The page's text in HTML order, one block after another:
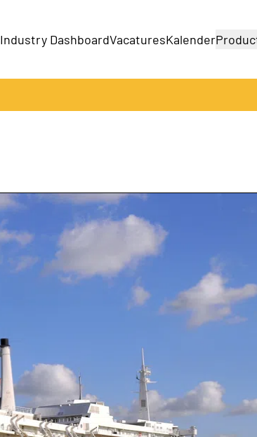
Industry DashboardVacaturesKalender